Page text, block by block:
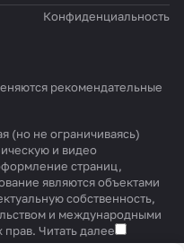
Конфиденциальность
рекомендательные
(но не ограничиваясь)
и видео
страниц,
являются объектами
собственность,
и международными
прав. Читать далее